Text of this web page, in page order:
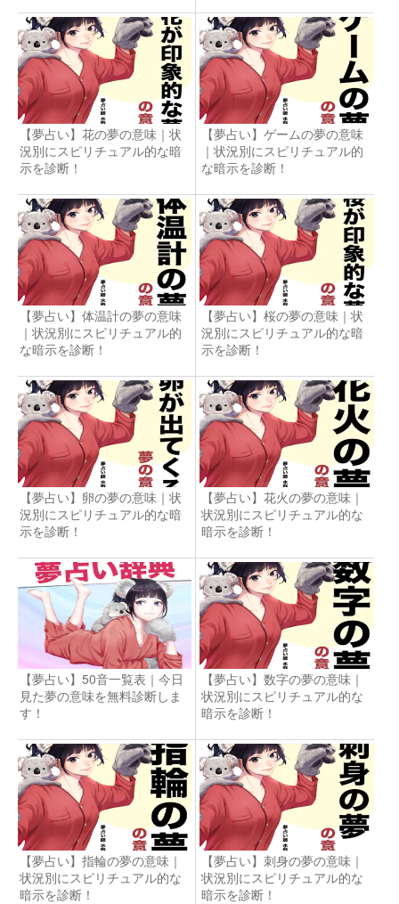
【夢占い】花の夢の意味｜状
況別にスピリチュアル的な暗
示を診断！
【夢占い】ゲームの夢の意味
｜状況別にスピリチュアル的
な暗示を診断！
【夢占い】体温計の夢の意味
｜状況別にスピリチュアル的
な暗示を診断！
【夢占い】桜の夢の意味｜状
況別にスピリチュアル的な暗
示を診断！
【夢占い】卵の夢の意味｜状
況別にスピリチュアル的な暗
示を診断！
【夢占い】花火の夢の意味｜
状況別にスピリチュアル的な
暗示を診断！
【夢占い】50音一覧表｜今日
見た夢の意味を無料診断しま
す！
【夢占い】数字の夢の意味｜
状況別にスピリチュアル的な
暗示を診断！
【夢占い】指輪の夢の意味｜
状況別にスピリチュアル的な
暗示を診断！
【夢占い】刺身の夢の意味｜
状況別にスピリチュアル的な
暗示を診断！